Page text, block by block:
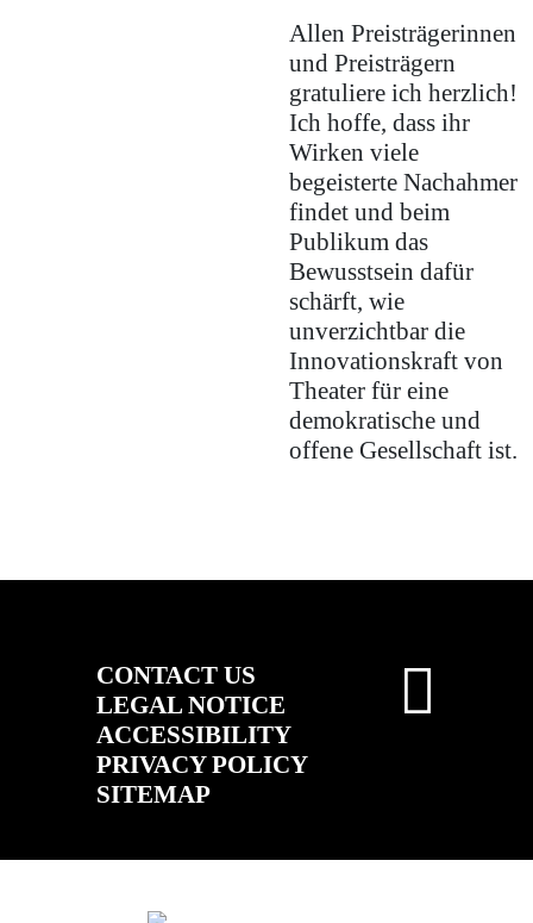
Allen Preisträgerinnen
und Preisträgern
gratuliere ich herzlich!
Ich hoffe, dass ihr
Wirken viele
begeisterte Nachahmer
findet und beim
Publikum das
Bewusstsein dafür
schärft, wie
unverzichtbar die
Innovationskraft von
Theater für eine
demokratische und
offene Gesellschaft ist.
CONTACT US
LEGAL NOTICE
ACCESSIBILITY
PRIVACY POLICY
SITEMAP